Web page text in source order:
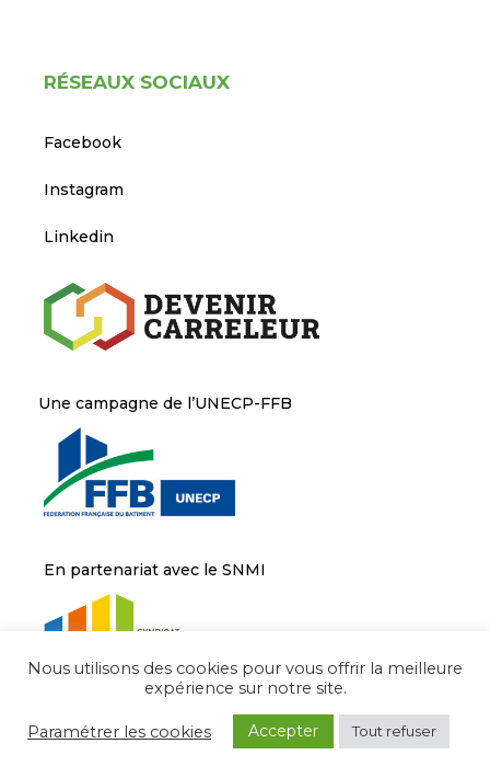
RÉSEAUX SOCIAUX
Facebook
Instagram
Linkedin
Une campagne de l’UNECP-FFB
En partenariat avec le SNMI
Nous utilisons des cookies pour vous offrir la meilleure
expérience sur notre site.
Paramétrer les cookies Accepter Tout refuser